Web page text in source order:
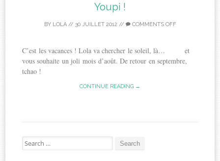
Youpi !
BY LOLA// 30 JUILLET 2012 // COMMENTS OFF
C’est les vacances ! Lola va chercher le soleil, là… et
vous souhaite un joli mois d’août. De retour en septembre,
tchao !
CONTINUE READING →
Search
for: